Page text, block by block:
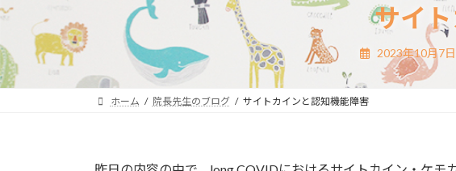
サイ
2023年10月7日
ホーム 院長先生のブログ サイトカインと認知機能障害